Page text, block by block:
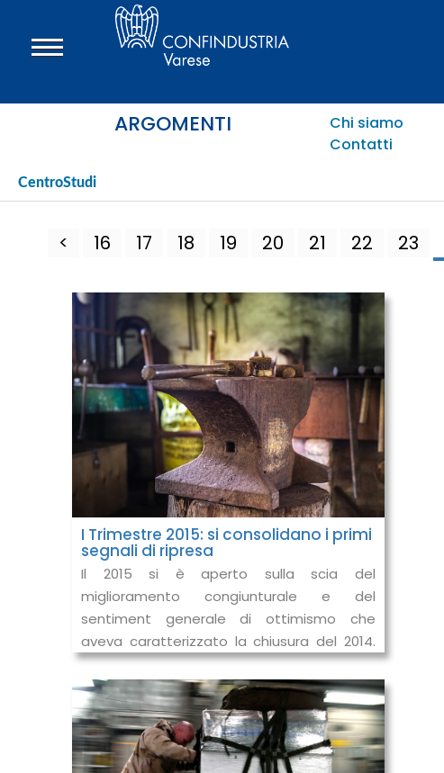
ARGOMENTI Chi siamo
Contatti
CentroStudi
< 16 17 18 19 20 21 22 23
I Trimestre 2015: si consolidano i primi
segnali di ripresa
Il 2015 si è aperto sulla scia del
miglioramento congiunturale e del
sentiment generale di ottimismo che
aveva caratterizzato la chiusura del 2014.
Nonostante sia ancora troppo presto per
parlare di v